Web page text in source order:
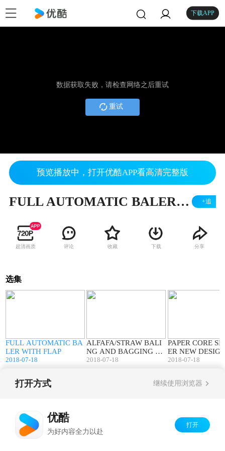
下载APP
数据获取失败，请检查网络之后重试
重试
预览播放中，打开优酷APP看高清完整版
FULL AUTOMATIC BALER WITH FLAP +追
超清画质 评论 收藏 下载 分享
选集
FULL AUTOMATIC BA
LER WITH FLAP
2018-07-18
ALFAFA/STRAW BALI
NG AND BAGGING M
ACHINES
2018-07-18
PAPER CORE
ER NEW
2018-07-18
打开方式 继续使用浏览器
优酷
为好内容全力以赴
打开